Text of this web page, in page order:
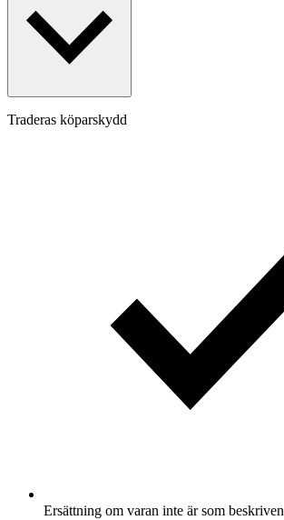
Traderas köparskydd
Ersättning om varan inte är som beskriven